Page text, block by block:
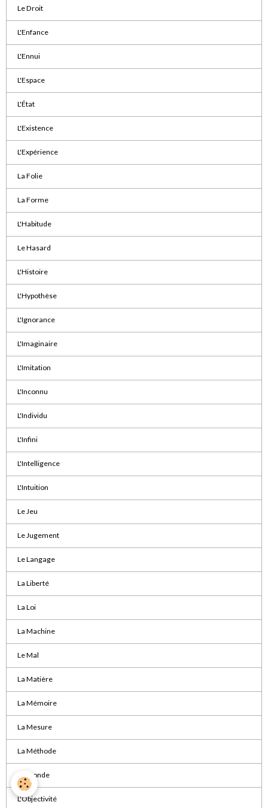
Le Droit
L'Enfance
L'Ennui
L'Espace
L'État
L'Existence
L'Expérience
La Folie
La Forme
L'Habitude
Le Hasard
L'Histoire
L'Hypothèse
L'Ignorance
L'Imaginaire
L'Imitation
L'Inconnu
L'Individu
L'Infini
L'Intelligence
L'Intuition
Le Jeu
Le Jugement
Le Langage
La Liberté
La Loi
La Machine
Le Mal
La Matière
La Mémoire
La Mesure
La Méthode
Le Monde
L'Objectivité